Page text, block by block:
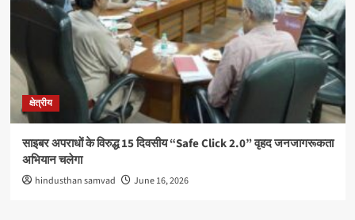
क्षेत्रीय
साइबर अपराधों के विरुद्ध 15 दिवसीय “Safe Click 2.0” वृहद जनजागरूकता
अभियान चलेगा
hindusthan samvad June 16, 2026